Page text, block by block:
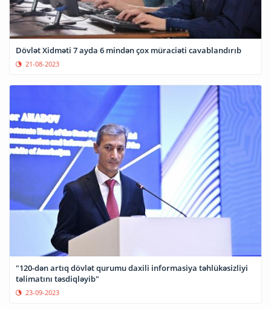
Dövlət Xidməti 7 ayda 6 mindən çox müraciəti cavablandırıb
21-08-2023
"120-dən artıq dövlət qurumu daxili informasiya təhlükəsizliyi
təlimatını təsdiqləyib"
23-09-2023